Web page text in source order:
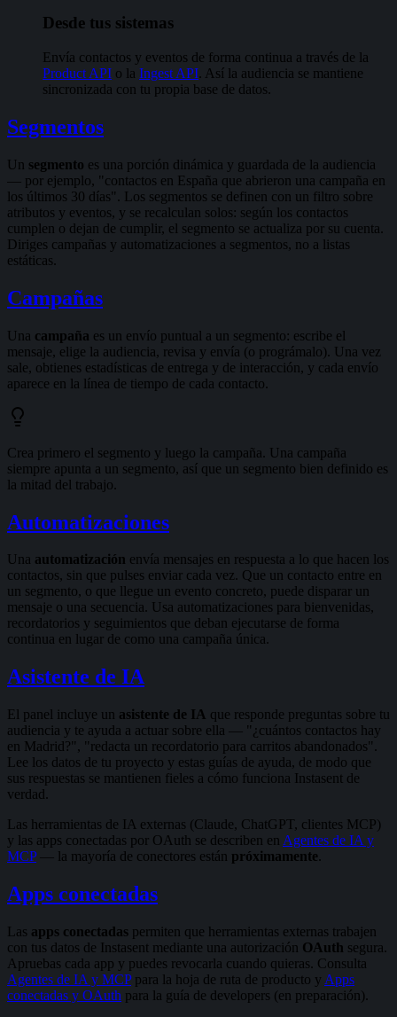
Desde tus sistemas
Envía contactos y eventos de forma continua a través de la
Product API o la Ingest API. Así la audiencia se mantiene
sincronizada con tu propia base de datos.
Segmentos
Un segmento es una porción dinámica y guardada de la audiencia
— por ejemplo, "contactos en España que abrieron una campaña en
los últimos 30 días". Los segmentos se definen con un filtro sobre
atributos y eventos, y se recalculan solos: según los contactos
cumplen o dejan de cumplir, el segmento se actualiza por su cuenta.
Diriges campañas y automatizaciones a segmentos, no a listas
estáticas.
Campañas
Una campaña es un envío puntual a un segmento: escribe el
mensaje, elige la audiencia, revisa y envía (o prográmalo). Una vez
sale, obtienes estadísticas de entrega y de interacción, y cada envío
aparece en la línea de tiempo de cada contacto.
Crea primero el segmento y luego la campaña. Una campaña
siempre apunta a un segmento, así que un segmento bien definido es
la mitad del trabajo.
Automatizaciones
Una automatización envía mensajes en respuesta a lo que hacen los
contactos, sin que pulses enviar cada vez. Que un contacto entre en
un segmento, o que llegue un evento concreto, puede disparar un
mensaje o una secuencia. Usa automatizaciones para bienvenidas,
recordatorios y seguimientos que deban ejecutarse de forma
continua en lugar de como una campaña única.
Asistente de IA
El panel incluye un asistente de IA que responde preguntas sobre tu
audiencia y te ayuda a actuar sobre ella — "¿cuántos contactos hay
en Madrid?", "redacta un recordatorio para carritos abandonados".
Lee los datos de tu proyecto y estas guías de ayuda, de modo que
sus respuestas se mantienen fieles a cómo funciona Instasent de
verdad.
Las herramientas de IA externas (Claude, ChatGPT, clientes MCP)
y las apps conectadas por OAuth se describen en Agentes de IA y
MCP— la mayoría de conectores están próximamente.
Apps conectadas
Las apps conectadas permiten que herramientas externas trabajen
con tus datos de Instasent mediante una autorización OAuth segura.
Apruebas cada app y puedes revocarla cuando quieras. Consulta
Agentes de IA y MCPpara la hoja de ruta de producto y Apps
conectadas y OAuth para la guía de developers (en preparación).